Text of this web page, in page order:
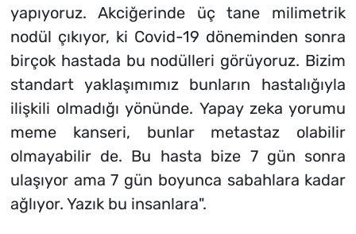
yapıyoruz. Akciğerinde üç tane milimetrik
nodül çıkıyor, ki Covid-19 döneminden sonra
birçok hastada bu nodülleri görüyoruz. Bizim
standart yaklaşımımız bunların hastalığıyla
ilişkili olmadığı yönünde. Yapay zeka yorumu
meme kanseri, bunlar metastaz olabilir
olmayabilir de. Bu hasta bize 7 gün sonra
ulaşıyor ama 7 gün boyunca sabahlara kadar
ağlıyor. Yazık bu insanlara".